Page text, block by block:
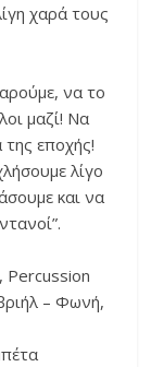
χαρά τους
να το
μαζί! Να
εποχής!
λίγο
και να
Percussion
– Φωνή,